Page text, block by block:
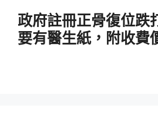
政府註冊正骨復位跌
要有醫生紙，附收費